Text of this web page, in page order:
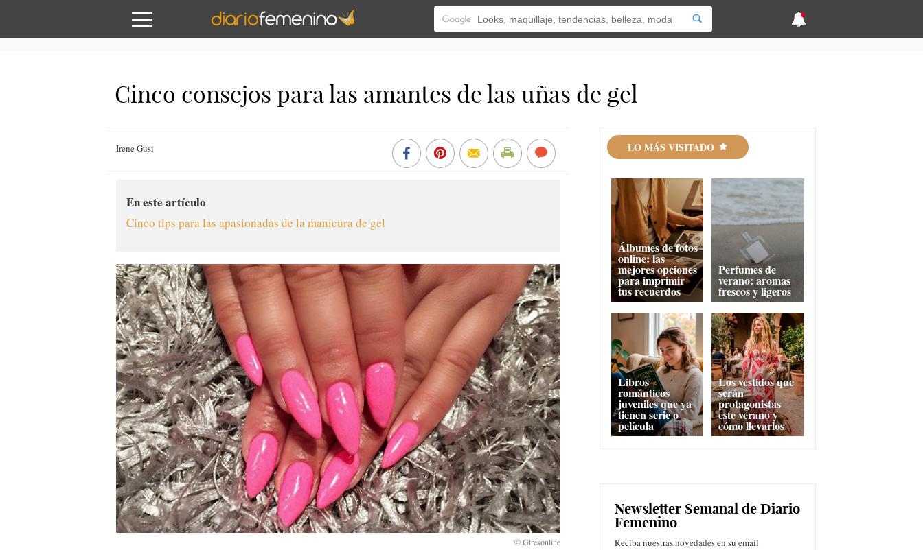
Cinco consejos para las amantes de las uñas de gel
Irene Gusi
En este artículo
Cinco tips para las apasionadas de la manicura de gel
LO MÁS VISITADO
Álbumes de fotos
online: las
mejores opciones
para imprimir
tus recuerdos
Perfumes de
verano: aromas
frescos y ligeros
Libros
románticos
juveniles que ya
tienen serie o
película
Los vestidos que
serán
protagonistas
este verano y
cómo llevarlos
Newsletter Semanal de Diario
Femenino
Reciba nuestras novedades en su email